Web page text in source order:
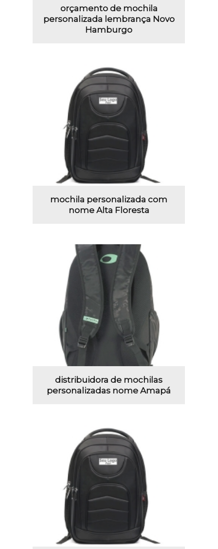
orçamento de mochila
personalizada lembrança Novo
Hamburgo
mochila personalizada com
nome Alta Floresta
distribuidora de mochilas
personalizadas nome Amapá